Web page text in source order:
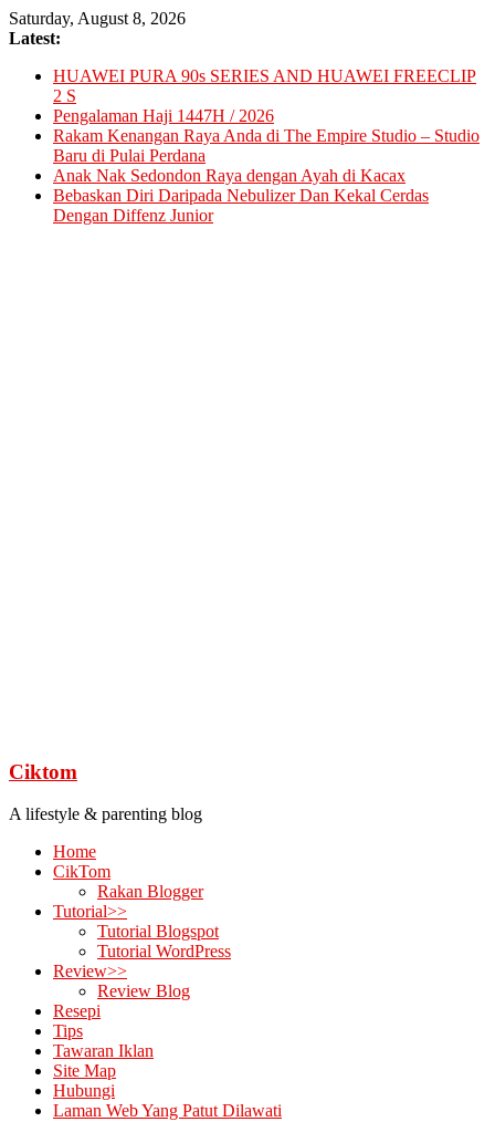
Skip
to
Saturday, August 8, 2026
Latest:
HUAWEI PURA 90s SERIES AND HUAWEI FREECLIP
2 S
Pengalaman Haji 1447H / 2026
Rakam Kenangan Raya Anda di The Empire Studio – Studio
Baru di Pulai Perdana
Anak Nak Sedondon Raya dengan Ayah di Kacax
Bebaskan Diri Daripada Nebulizer Dan Kekal Cerdas
Dengan Diffenz Junior
Ciktom
A lifestyle & parenting blog
Home
CikTom
Rakan Blogger
Tutorial>>
Tutorial Blogspot
Tutorial WordPress
Review>>
Review Blog
Resepi
Tips
Tawaran Iklan
Site Map
Hubungi
Laman Web Yang Patut Dilawati